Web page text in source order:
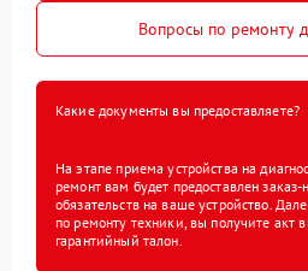
Вопросы по ремонту
Какие документы вы предоставляете?
На этапе приема устройства на
ремонт вам будет предоставлен
обязательств на ваше устройство.
по ремонту техники, вы получите акт
гарантийный талон.